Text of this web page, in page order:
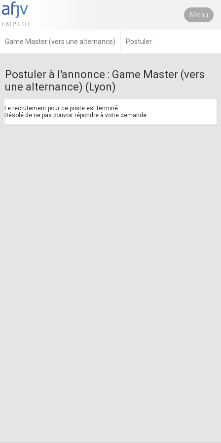
Menu
Game Master (vers une alternance) Postuler
Postuler à l'annonce : Game Master (vers
une alternance) (Lyon)
Le recrutement pour ce poste est terminé.
Désolé de ne pas pouvoir répondre à votre demande.